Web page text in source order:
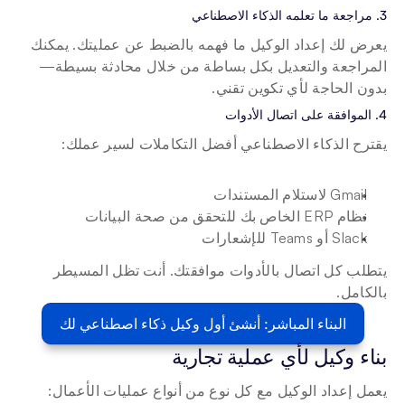
3. مراجعة ما تعلمه الذكاء الاصطناعي
المراجعة والتعديل بكل بساطة من خلال محادثة بسيطة—
بدون الحاجة لأي تكوين تقني.
4. الموافقة على اتصال الأدوات
يقترح الذكاء الاصطناعي أفضل التكاملات لسير عملك:
Gmail لاستلام المستندات
نظام ERP الخاص بك للتحقق من صحة البيانات
Slack أو Teams للإشعارات
بالكامل.
البناء المباشر: أنشئ أول وكيل ذكاء اصطناعي لك
بناء وكيل لأي عملية تجارية
يعمل إعداد الوكيل مع كل نوع من أنواع عمليات الأعمال: